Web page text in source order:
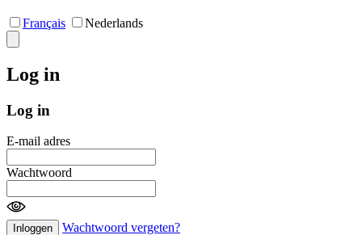
Français Nederlands
Log in
Log in
E-mail adres
Wachtwoord
Inloggen Wachtwoord vergeten?